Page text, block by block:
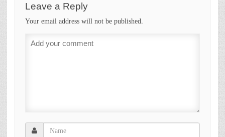
Leave a Reply
Your email address will not be published.